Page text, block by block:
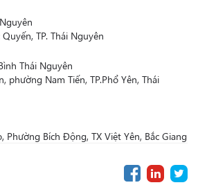
TP. Thái Nguyên
Thái Nguyên
phường Nam Tiến, TP.Phổ Yên, Thái
Bích Động, TX Việt Yên, Bắc Giang